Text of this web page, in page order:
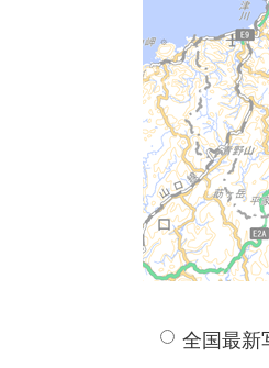
全国最新